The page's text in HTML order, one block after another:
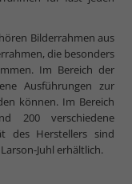
Bilderrahmen aus
die besonders
Im Bereich der
Ausführungen zur
können. Im Bereich
200 verschiedene
des Herstellers sind
Juhl erhältlich.